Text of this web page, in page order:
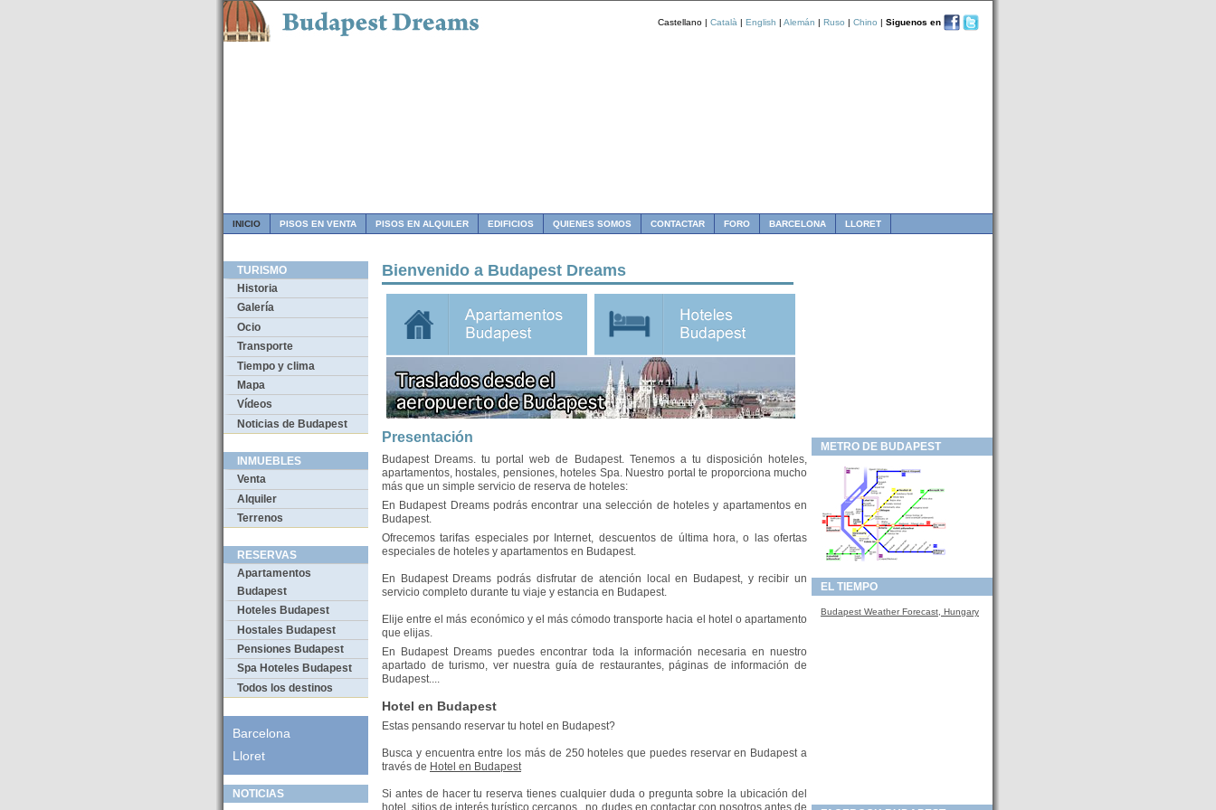
Castellano | Català | English | Alemán | Ruso | Chino | Siguenos en
INICIO PISOS EN VENTA PISOS EN ALQUILER EDIFICIOS QUIENES SOMOS CONTACTAR FORO BARCELONA LLORET
TURISMO
Historia
Galería
Ocio
Transporte
Tiempo y clima
Mapa
Vídeos
Noticias de Budapest
INMUEBLES
Venta
Alquiler
Terrenos
RESERVAS
Apartamentos
Budapest
Hoteles Budapest
Hostales Budapest
Pensiones Budapest
Spa Hoteles Budapest
Todos los destinos
Barcelona
Lloret
NOTICIAS
Bienvenido a Budapest Dreams
Presentación
Budapest Dreams. tu portal web de Budapest. Tenemos a tu disposición hoteles,
apartamentos, hostales, pensiones, hoteles Spa. Nuestro portal te proporciona mucho
más que un simple servicio de reserva de hoteles:
En Budapest Dreams podrás encontrar una selección de hoteles y apartamentos en
Budapest.
Ofrecemos tarifas especiales por Internet, descuentos de última hora, o las ofertas
especiales de hoteles y apartamentos en Budapest.
En Budapest Dreams podrás disfrutar de atención local en Budapest, y recibir un
servicio completo durante tu viaje y estancia en Budapest.
Elije entre el más económico y el más cómodo transporte hacia el hotel o apartamento
que elijas.
En Budapest Dreams puedes encontrar toda la información necesaria en nuestro
apartado de turismo, ver nuestra guía de restaurantes, páginas de información de
Budapest....
Hotel en Budapest
Estas pensando reservar tu hotel en Budapest?
Busca y encuentra entre los más de 250 hoteles que puedes reservar en Budapest a
través de Hotel en Budapest
Si antes de hacer tu reserva tienes cualquier duda o pregunta sobre la ubicación del
hotel, sitios de interés turístico cercanos...no dudes en contactar con nosotros antes de
METRO DE BUDAPEST
EL TIEMPO
Budapest Weather Forecast, Hungary